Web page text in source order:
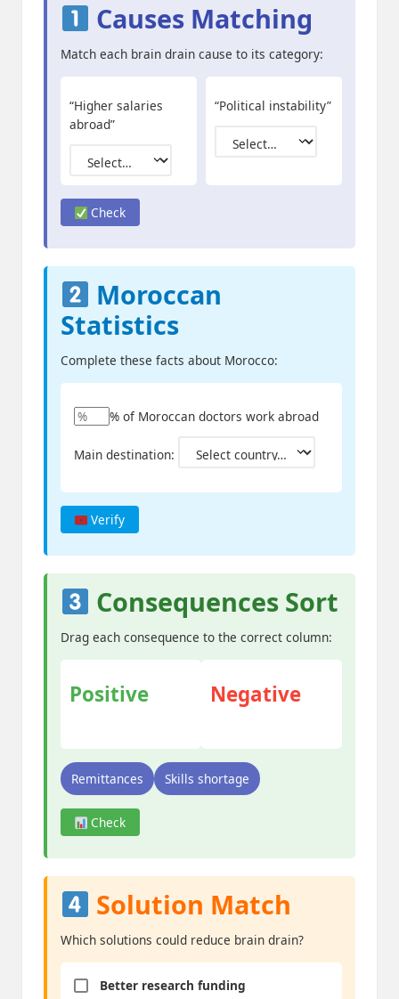
Causes Matching
Match each brain drain cause to its category:
“Higher salaries
abroad”
“Political instability”
Check
Moroccan
Statistics
Complete these facts about Morocco:
% of Moroccan doctors work abroad
Main destination:
Verify
Consequences Sort
Drag each consequence to the correct column:
Positive Negative
Remittances Skills shortage
Check
Solution Match
Which solutions could reduce brain drain?
Better research funding